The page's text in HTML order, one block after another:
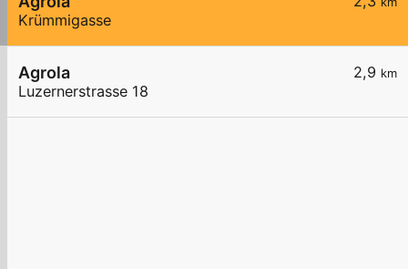
Krümmigasse
2,9 km
Agrola
Luzernerstrasse 18